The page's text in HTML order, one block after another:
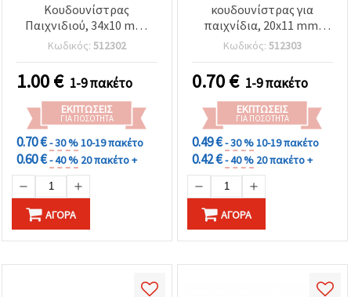
Κουδουνίστρας
Παιχνιδιού, 34x10 mm,
Λευκό - Σετ 4 τεμ.
Κωδικός: 512302
1.00€ 1-9 πακέτο
ΕΚΠΤΏΣΕΙΣ
ΓΙΑ ΠΟΣΌΤΗΤΑ
0.70 €- 30 %10-19 πακέτο
0.60 €- 40 % 20 πακέτο +
ΑΓΟΡΆ
κουδουνίστρας για
παιχνίδια, 20x11 mm,
Λευκό, 4 τεμ.
Κωδικός: 512303
0.70€ 1-9 πακέτο
ΕΚΠΤΏΣΕΙΣ
ΓΙΑ ΠΟΣΌΤΗΤΑ
0.49 €- 30 %10-19 πακέτο
0.42 €- 40 % 20 πακέτο +
ΑΓΟΡΆ